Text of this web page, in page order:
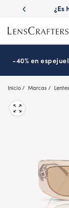
main
content
lentes
¿Es
-40% en
Inicio Marcas